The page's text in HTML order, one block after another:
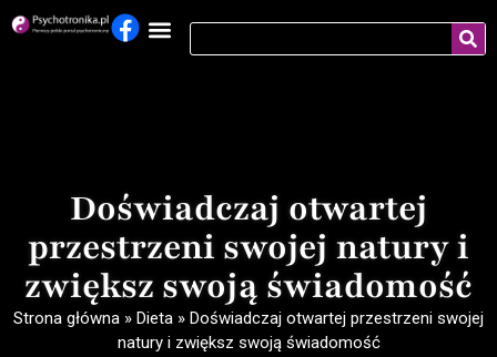
Doświadczaj otwartej
przestrzeni swojej natury i
zwiększ swoją świadomość
Strona główna » Dieta » Doświadczaj otwartej przestrzeni swojej
natury i zwiększ swoją świadomość